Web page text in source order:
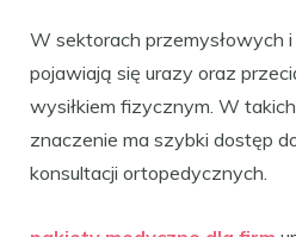
W sektorach przemysłowych
pojawiają się urazy oraz
wysiłkiem fizycznym. W
znaczenie ma szybki dostęp
konsultacji ortopedycznych.